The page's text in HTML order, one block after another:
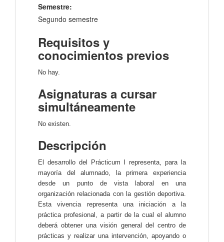
Semestre:
Segundo semestre
Requisitos y
conocimientos previos
No hay.
Asignaturas a cursar
simultáneamente
No existen.
Descripción
El desarrollo del Prácticum I representa, para la
mayoría del alumnado, la primera experiencia
desde un punto de vista laboral en una
organización relacionada con la gestión deportiva.
Esta vivencia representa una iniciación a la
práctica profesional, a partir de la cual el alumno
deberá obtener una visión general del centro de
prácticas y realizar una intervención, apoyando o